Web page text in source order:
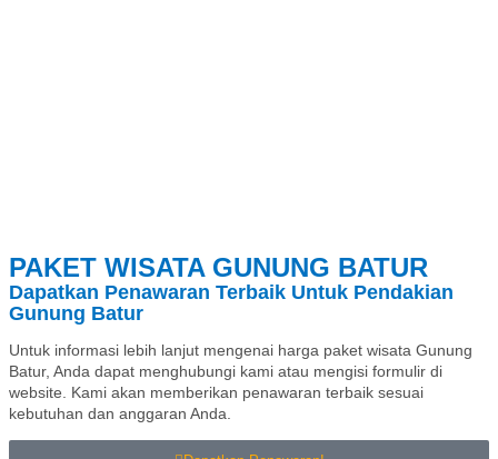
PAKET WISATA GUNUNG BATUR
Dapatkan Penawaran Terbaik Untuk Pendakian
Gunung Batur
Untuk informasi lebih lanjut mengenai harga paket wisata Gunung
Batur, Anda dapat menghubungi kami atau mengisi formulir di
website. Kami akan memberikan penawaran terbaik sesuai
kebutuhan dan anggaran Anda.